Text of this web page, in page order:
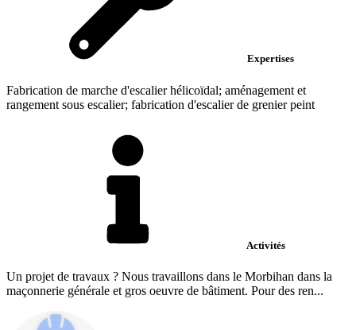
Expertises
Fabrication de marche d'escalier hélicoïdal; aménagement et
rangement sous escalier; fabrication d'escalier de grenier peint
Activités
Un projet de travaux ? Nous travaillons dans le Morbihan dans la
maçonnerie générale et gros oeuvre de bâtiment. Pour des ren...